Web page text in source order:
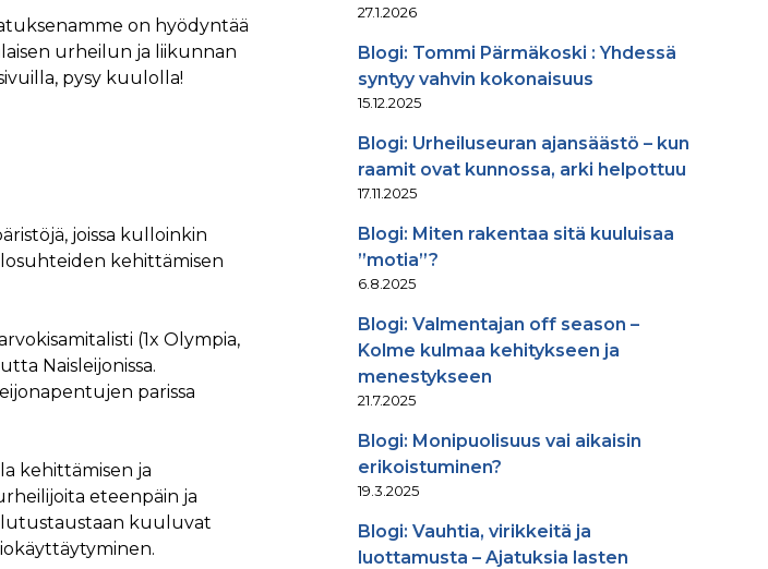
on hyödyntää
urheilun ja liikunnan
pysy kuulolla!
joissa kulloinkin
kehittämisen
(1x Olympia,
Naisleijonissa.
parissa
kehittämisen ja
eteenpäin ja
kuuluvat
27.1.2026
Blogi: Tommi Pärmäkoski : Yhdessä
syntyy vahvin kokonaisuus
15.12.2025
Blogi: Urheiluseuran ajansäästö – kun
raamit ovat kunnossa, arki helpottuu
17.11.2025
Blogi: Miten rakentaa sitä kuuluisaa
”motia”?
6.8.2025
Blogi: Valmentajan off season –
Kolme kulmaa kehitykseen ja
menestykseen
21.7.2025
Blogi: Monipuolisuus vai aikaisin
erikoistuminen?
19.3.2025
Blogi: Vauhtia, virikkeitä ja
luottamusta – Ajatuksia lasten